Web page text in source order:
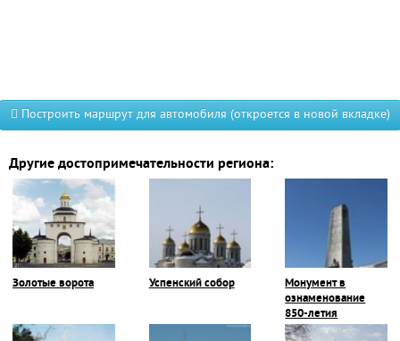
Построить маршрут для автомобиля (откроется в новой вкладке)
Другие достопримечательности региона:
Золотые ворота Успенский собор
Монумент в
ознаменование
850-летия
Владимира